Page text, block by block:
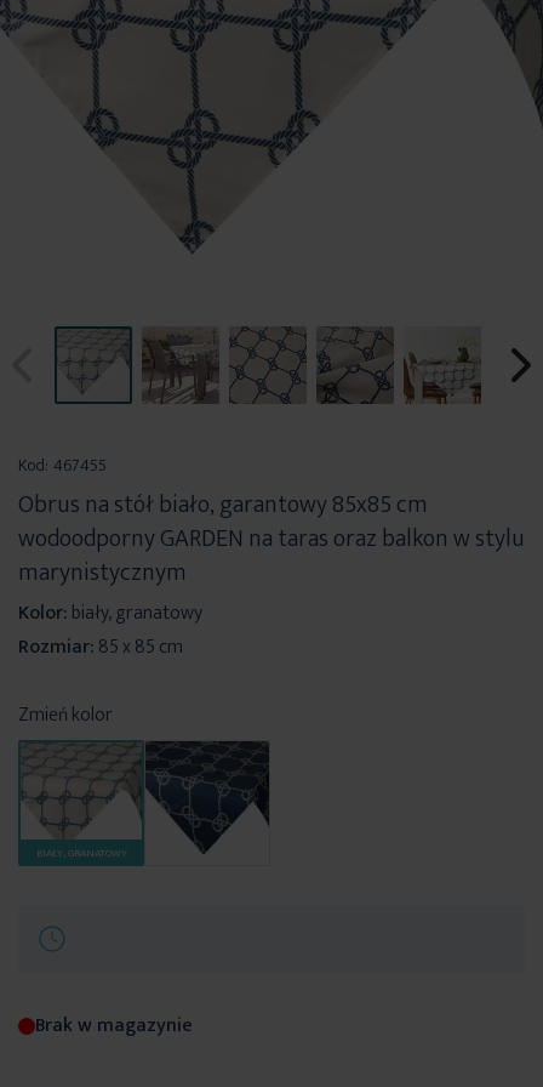
początek
galerii
Kod: 467455
Obrus na stół biało, garantowy 85x85 cm
wodoodporny GARDEN na taras oraz balkon w stylu
marynistycznym
Kolor:biały, granatowy
Rozmiar:85 x 85 cm
Zmień kolor
BIAŁY, GRANATOWY
Brak w magazynie